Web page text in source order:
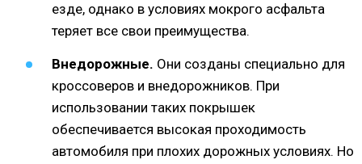
езде, однако в условиях мокрого асфальта
теряет все свои преимущества.
Внедорожные. Они созданы специально для
кроссоверов и внедорожников. При
использовании таких покрышек
обеспечивается высокая проходимость
автомобиля при плохих дорожных условиях. Но